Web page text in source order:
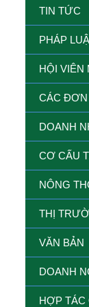
TIN TỨC
PHÁP
HỘI VIÊN
CÁC ĐƠN
DOANH
CƠ CẤU
NÔNG
THỊ
VĂN BẢN
DOANH
HỢP TÁC